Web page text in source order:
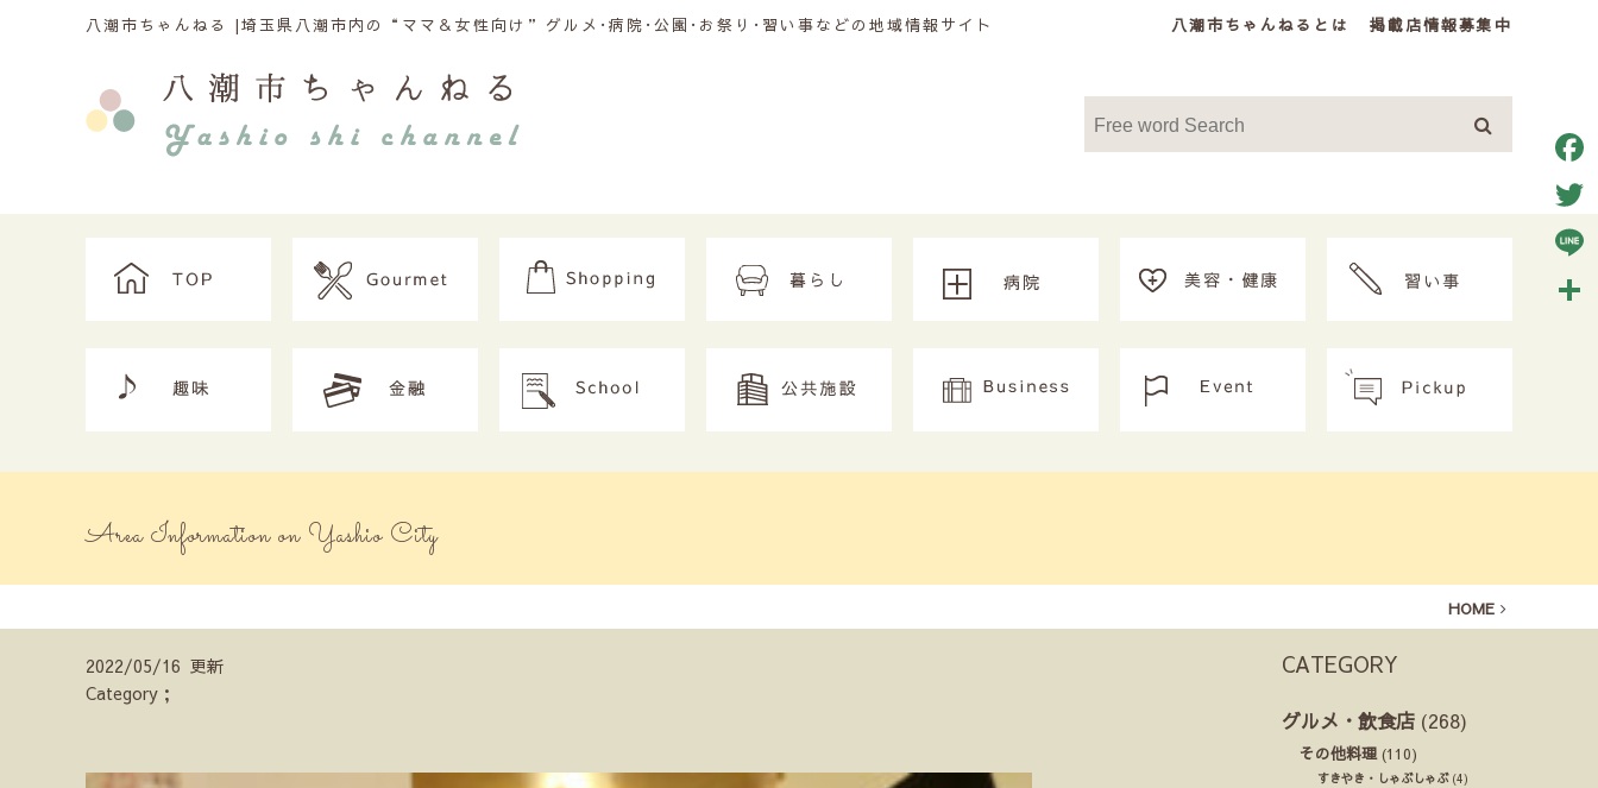
八潮市ちゃんねるとは 掲載店情報募集中
八潮市ちゃんねる |埼玉県八潮市内の“ママ＆女性向け”グルメ･病院･公園･お祭り･習い事などの地域情報サイト
Area Information on Yashio City
HOME
2022/05/16 更新
Category；
CATEGORY
グルメ・飲食店 (268)
その他料理 (110)
すきやき・しゃぶしゃぶ(4)
Line